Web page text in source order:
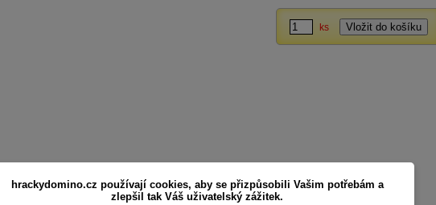
ks
hrackydomino.cz používají cookies, aby se přizpůsobili Vašim potřebám a
zlepšil tak Váš uživatelský zážitek.